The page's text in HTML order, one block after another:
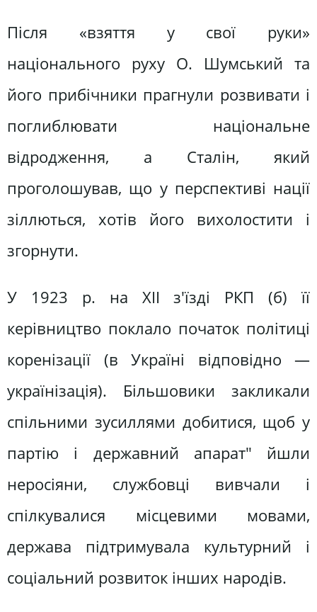
Після «взяття у свої руки»
національного руху О. Шумський та
його прибічники прагнули розвивати і
поглиблювати національне
відродження, а Сталін, який
проголошував, що у перспективі нації
зіллються, хотів його вихолостити і
згорнути.
У 1923 р. на XII з'їзді РКП (б) її
керівництво поклало початок політиці
коренізації (в Україні відповідно —
українізація). Більшовики закликали
спільними зусиллями добитися, щоб у
партію і державний апарат" йшли
неросіяни, службовці вивчали і
спілкувалися місцевими мовами,
держава підтримувала культурний і
соціальний розвиток інших народів.